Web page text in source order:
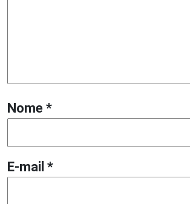
Nome *
E-mail *